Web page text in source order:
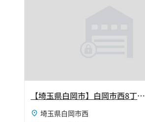
【埼玉県白岡市】白岡市西8丁目100坪倉庫
埼玉県白岡市西